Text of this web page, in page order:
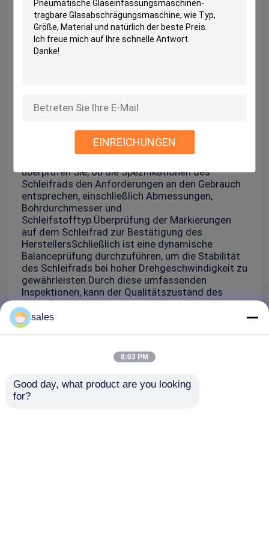
EINREICHUNGEN
Prüfmethoden und Prüfstandards.
Qualitätsmanagement:
1Die BOKE hat eine strenge und sorgfältige
Qualitätskontrolle in jedem Schnittpunkt des
Produktionsprozesses, um die Produktqualität zu
entscheidender Schritt, um eine sichere und
Sie leicht mit einer Metallstange auf das
Schleifrad und beurteilen Sie anhand des
überprüfen Sie, ob die Spezifikationen des
Schleifrads den Anforderungen an den Gebrauch
entsprechen, einschließlich Abmessungen,
Bohrdurchmesser und
Schleifstofftyp.Überprüfung der Markierungen
auf dem Schleifrad zur Bestätigung des
HerstellersSchließlich ist eine dynamische
Balanceprüfung durchzuführen, um die Stabilität
des Schleifrads bei hoher Drehgeschwindigkeit zu
gewährleisten.Durch diese umfassenden
Inspektionen, kann der Qualitätszustand des
Schleifrads wirksam beurteilt werden.
sales
8:03 PM
Good day, what product are you looking
for?